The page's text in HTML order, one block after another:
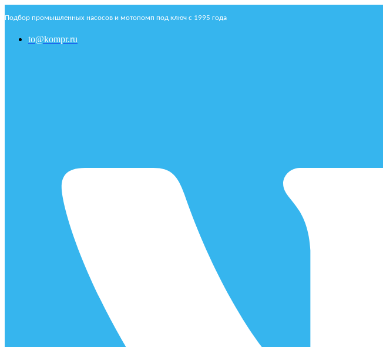
Подбор промышленных насосов и мотопомп под ключ с 1995 года
to@kompr.ru